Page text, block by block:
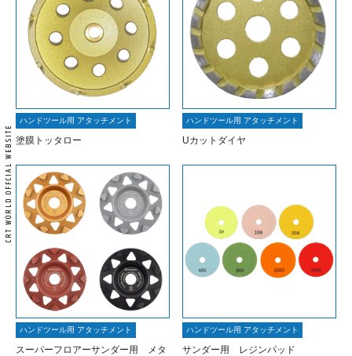
ハンドツール用 アタッチメント
塗膜トッタロー
ハンドツール用 アタッチメント
Uカットダイヤ
ハンドツール用 アタッチメント
スーパーフロアーサンダー用 メタ
ハンドツール用 アタッチメント
サンダー用 レジンパッド